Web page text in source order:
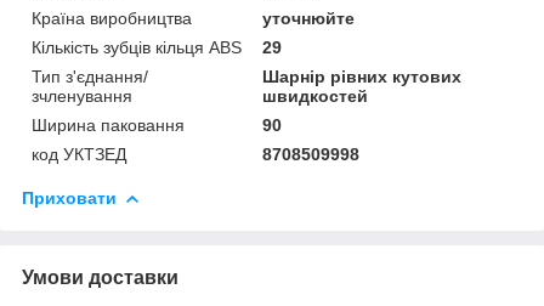
Країна виробництва
уточнюйте
Кількість зубців кільця ABS
29
Тип з'єднання/
зчленування
Шарнір рівних кутових
швидкостей
Ширина паковання
90
код УКТЗЕД
8708509998
Приховати
Умови доставки